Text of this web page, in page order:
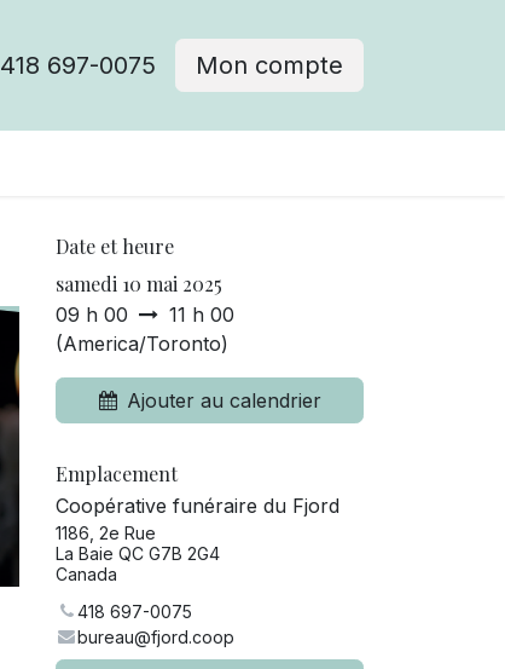
418 697-0075 Mon compte
Date et heure
samedi 10 mai 2025
09 h 00
11 h 00
(America/Toronto)
Ajouter au calendrier
Emplacement
Coopérative funéraire du Fjord
1186, 2e Rue
La Baie QC G7B 2G4
Canada
418 697-0075
bureau@fjord.coop